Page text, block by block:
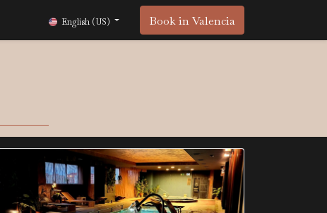
English (US) Book in Valencia